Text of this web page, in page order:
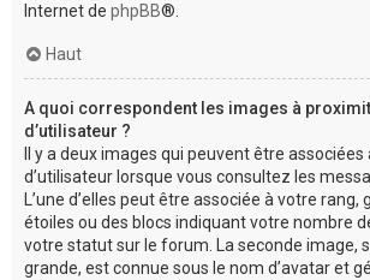
Internet de phpBB®.
Haut
A quoi correspondent les images à
d’utilisateur ?
Il y a deux images qui peuvent être
d’utilisateur lorsque vous consultez les
L’une d’elles peut être associée à votre
étoiles ou des blocs indiquant votre nombre
votre statut sur le forum. La seconde image,
grande, est connue sous le nom d’avatar et